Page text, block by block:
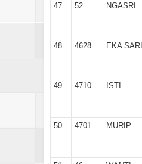
47
52 NGASRI
48
4628 EKA SARI
49
4710 ISTI
50
4701 MURIP